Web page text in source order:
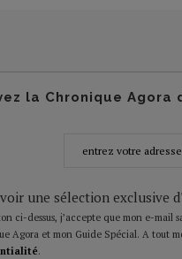
la Chronique
une sélection exclusive
ci-dessus, j’accepte que mon e-
Agora et mon Guide Spécial. A tout
.